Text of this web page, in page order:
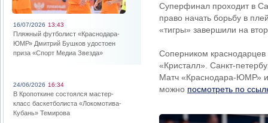
16/07/2026 13:43
Пляжный футболист «Краснодара-
ЮМР» Дмитрий Бушков удостоен
приза «Спорт Медиа Звезда»
24/06/2026 16:34
В Кропоткине состоялся мастер-
класс баскетболиста «Локомотива-
Кубань» Темирова
Суперфинал проходит в
право начать борьбу в
«тигры» завершили на
Соперником
«Кристалл». Санкт-
Матч «Краснодара-ЮМР»
можно посмотреть по